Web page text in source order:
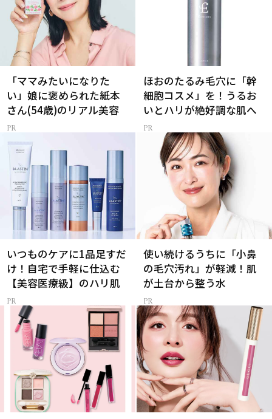
「ママみたいになりた
い」娘に褒められた紙本
さん(54歳)のリアル美容
ほおのたるみ毛穴に「幹
細胞コスメ」を！うるお
いとハリが絶好調な肌へ
いつものケアに1品足すだ
け！自宅で手軽に仕込む
【美容医療級】のハリ肌
使い続けるうちに「小鼻
の毛穴汚れ」が軽減！肌
が土台から整う水